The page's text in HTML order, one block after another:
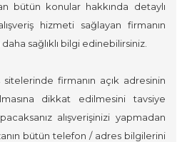
bütün konular hakkında detaylı
hizmeti sağlayan firmanın
sağlıklı bilgi edinebilirsiniz.
sitelerinde firmanın açık adresinin
dikkat edilmesini tavsiye
alışverişinizi yapmadan
bütün telefon / adres bilgilerini